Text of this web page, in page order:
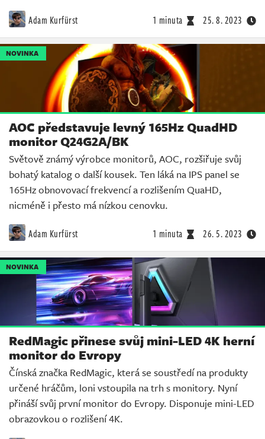
Adam Kurfürst 1 minuta 25. 8. 2023
NOVINKA
AOC představuje levný 165Hz QuadHD
monitor Q24G2A/BK
Světově známý výrobce monitorů, AOC, rozšiřuje svůj
bohatý katalog o další kousek. Ten láká na IPS panel se
165Hz obnovovací frekvencí a rozlišením QuaHD,
nicméně i přesto má nízkou cenovku.
Adam Kurfürst 1 minuta 26. 5. 2023
NOVINKA
RedMagic přinese svůj mini-LED 4K herní
monitor do Evropy
Čínská značka RedMagic, která se soustředí na produkty
určené hráčům, loni vstoupila na trh s monitory. Nyní
přináší svůj první monitor do Evropy. Disponuje mini-LED
obrazovkou o rozlišení 4K.